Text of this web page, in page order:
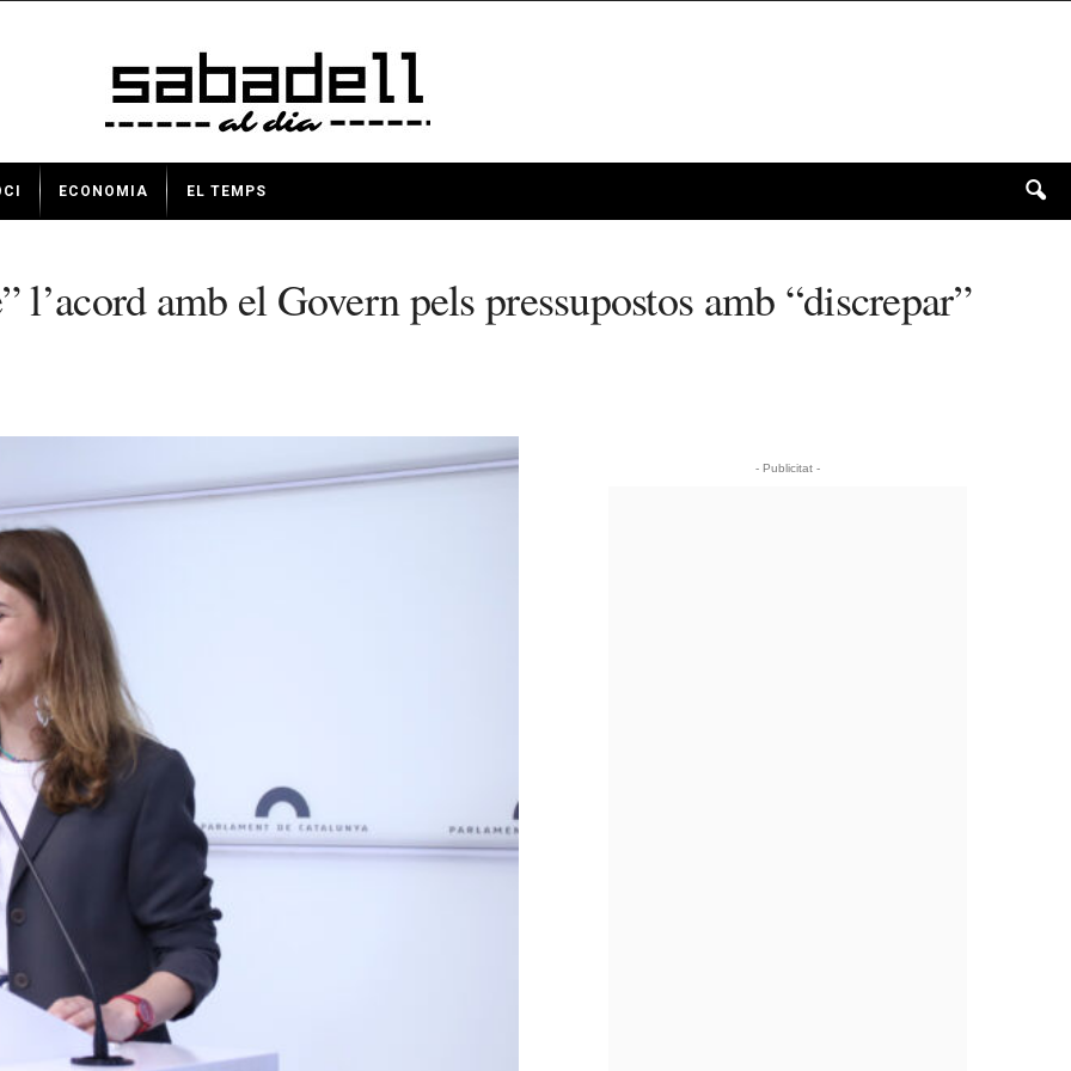
ECONOMIA EL TEMPS
amb el Govern pels pressupostos amb “discrepar”
- Publicitat -